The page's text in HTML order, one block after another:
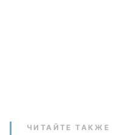
ЧИТАЙТЕ ТАКЖЕ